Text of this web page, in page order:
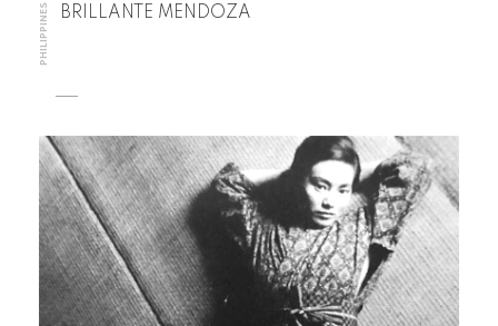
PHILIPPINES BRILLANTE MENDOZA